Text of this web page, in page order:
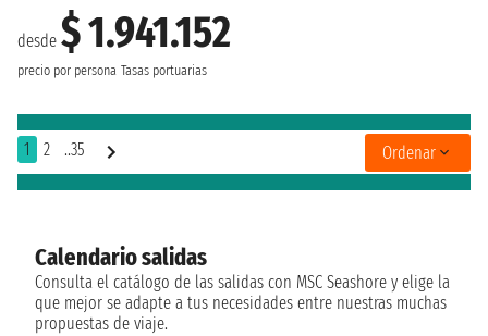
desde $ 1.941.152
precio por persona Tasas portuarias
1 2 ..35 Ordenar
Calendario salidas
Consulta el catálogo de las salidas con MSC Seashore y elige la
que mejor se adapte a tus necesidades entre nuestras muchas
propuestas de viaje.